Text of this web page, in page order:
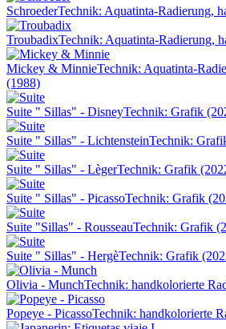
SchroederTechnik: Aquatinta-Radierung,
TroubadixTechnik: Aquatinta-Radierung,
Mickey & MinnieTechnik: Aquatinta-
(1988)
Suite " Sillas" - DisneyTechnik: Grafik
Suite " Sillas" - LichtensteinTechnik:
Suite " Sillas" - LègerTechnik: Grafik
Suite " Sillas" - PicassoTechnik: Grafik
Suite "Sillas" - RousseauTechnik: Grafik
Suite " Sillas" - HergèTechnik: Grafik
Olivia - MunchTechnik: handkolorierte
Popeye - PicassoTechnik: handkolorierte